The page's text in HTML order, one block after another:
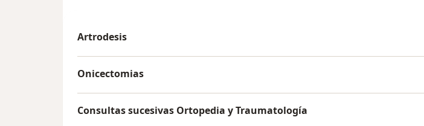
Artrodesis
Onicectomias
Consultas sucesivas Ortopedia y Traumatología